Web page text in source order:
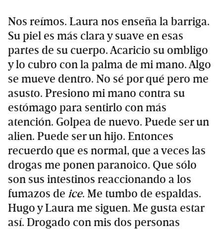
Nos reímos. Laura nos enseña la barriga.
Su piel es más clara y suave en esas
partes de su cuerpo. Acaricio su ombligo
y lo cubro con la palma de mi mano. Algo
se mueve dentro. No sé por qué pero me
asusto. Presiono mi mano contra su
estómago para sentirlo con más
atención. Golpea de nuevo. Puede ser un
alien. Puede ser un hijo. Entonces
recuerdo que es normal, que a veces las
drogas me ponen paranoico. Que sólo
son sus intestinos reaccionando a los
fumazos de ice. Me tumbo de espaldas.
Hugo y Laura me siguen. Me gusta estar
así. Drogado con mis dos personas